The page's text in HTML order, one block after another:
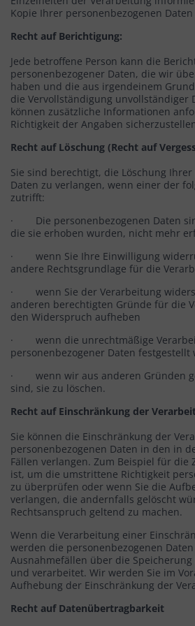
Kopie Ihrer personenbezogenen
Recht auf Berichtigung:
Jede betroffene Person kann die
personenbezogener Daten, die wir
haben und die aus irgendeinem
die Vervollständigung unvollständiger
können zusätzliche Informationen
Richtigkeit der Angaben
Recht auf Löschung (Recht auf
Sie sind berechtigt, die Löschung
Daten zu verlangen, wenn einer der
zutrifft:
· Die personenbezogenen Daten
die sie erhoben wurden, nicht mehr
· wenn Sie Ihre Einwilligung
andere Rechtsgrundlage für die
· wenn Sie der Verarbeitung
anderen berechtigten Gründe für die
den Widerspruch aufheben
· wenn die unrechtmäßige
personenbezogener Daten festgestellt
· wenn wir aus anderen Gründen
sind, sie zu löschen.
Recht auf Einschränkung der
Sie können die Einschränkung der
personenbezogenen Daten in den in
Fällen verlangen. Zum Beispiel für die
ist, um die umstrittene Richtigkeit
zu überprüfen oder wenn Sie die
verlangen, die andernfalls gelöscht
Rechtsanspruch geltend zu machen.
Wenn die Verarbeitung einer
werden die personenbezogenen
Ausnahmefällen über die
und verarbeitet. Wir werden Sie im
Aufhebung der Einschränkung der
Recht auf Datenübertragbarkeit